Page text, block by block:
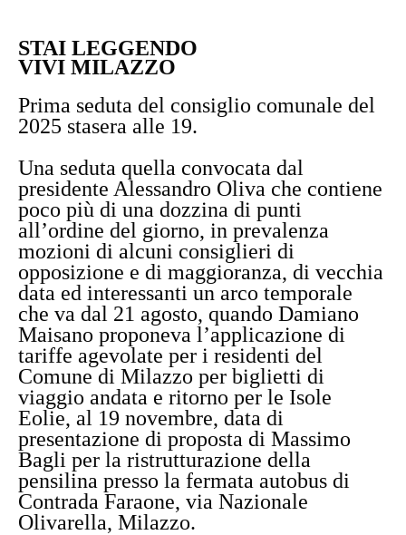
STAI LEGGENDO
VIVI MILAZZO
Prima seduta del consiglio comunale del
2025 stasera alle 19.
Una seduta quella convocata dal
presidente Alessandro Oliva che contiene
poco più di una dozzina di punti
all’ordine del giorno, in prevalenza
mozioni di alcuni consiglieri di
opposizione e di maggioranza, di vecchia
data ed interessanti un arco temporale
che va dal 21 agosto, quando Damiano
Maisano proponeva l’applicazione di
tariffe agevolate per i residenti del
Comune di Milazzo per biglietti di
viaggio andata e ritorno per le Isole
Eolie, al 19 novembre, data di
presentazione di proposta di Massimo
Bagli per la ristrutturazione della
pensilina presso la fermata autobus di
Contrada Faraone, via Nazionale
Olivarella, Milazzo.